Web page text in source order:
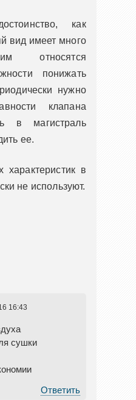
как
вид имеет много
относятся
понижать
нужно
клапана
в магистраль
ее.
характеристик в
не используют.
16:43
сушки
Ответить